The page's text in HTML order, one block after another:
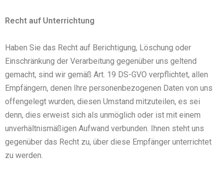
Recht auf Unterrichtung
Haben Sie das Recht auf Berichtigung, Löschung oder
Einschränkung der Verarbeitung gegenüber uns geltend
gemacht, sind wir gemäß Art. 19 DS-GVO verpflichtet, allen
Empfängern, denen Ihre personenbezogenen Daten von uns
offengelegt wurden, diesen Umstand mitzuteilen, es sei
denn, dies erweist sich als unmöglich oder ist mit einem
unverhältnismäßigen Aufwand verbunden. Ihnen steht uns
gegenüber das Recht zu, über diese Empfänger unterrichtet
zu werden.